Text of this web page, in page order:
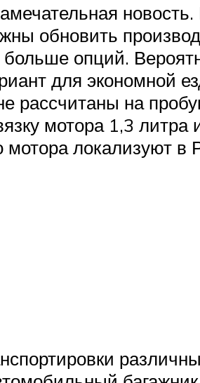
обновить
опций.
для экономной
рассчитаны на
мотора 1,3
локализуют в